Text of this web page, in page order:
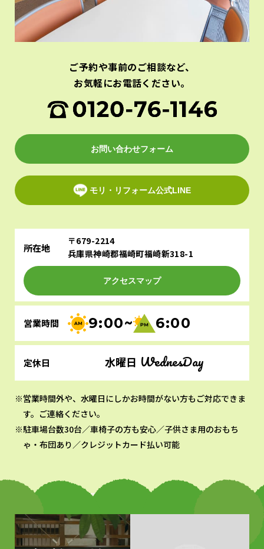
ご予約や事前のご相談など、
お気軽にお電話ください。
お問い合わせフォーム
モリ・リフォーム公式LINE
所在地
〒679-2214
兵庫県神崎郡福崎町福崎新318-1
アクセスマップ
営業時間 9:00~ 6:00
定休日 水曜日 WednesDay
営業時間外や、水曜日にしかお時間がない方もご対応できま
す。ご連絡ください。
駐車場台数30台／車椅子の方も安心／子供さま用のおもち
ゃ・布団あり／クレジットカード払い可能